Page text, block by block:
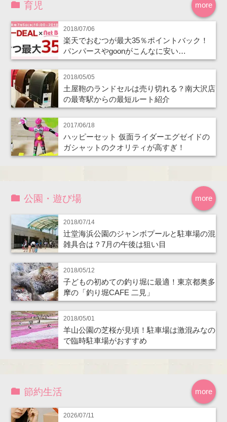
more
育児
2018/07/06
楽天でおむつが最大35％ポイントバック！
パンパースやgoonがこんなに安い…
2018/05/05
土屋鞄のランドセルは売り切れる？南大沢店
の最寄駅からの最短ルート紹介
2017/06/18
ハッピーセット 仮面ライダーエグゼイドの
ガシャットのクオリティが高すぎ！
more
公園・遊び場
2018/07/14
辻堂海浜公園のジャンボプールと駐車場の混
雑具合は？7月の午後は狙い目
2018/05/12
子どもの初めての釣り堀に最適！東京都奥多
摩の「釣り堀CAFE 二見」
2018/05/01
羊山公園の芝桜が見頃！駐車場は激混みなの
で臨時駐車場がおすすめ
more
節約生活
2026/07/11